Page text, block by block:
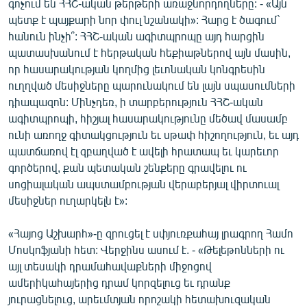
«Ազատության» բոլոր կայքերը
գոչում են ՀՀՇ-ական թերթերի առաջնորդողները: - «Այն
պետք է պայքարի նոր փուլ նշանակի»: Հարց է ծագում`
հանուն ինչի՞: ՀՀՇ-ական ագիտպրոպը այդ հարցին
պատասխանում է հերթական հեքիաթներով այն մասին,
որ հասարակության կողմից լեւոնական կոնգրեսին
ուղղված մեսիջները պարունակում են լայն սպասումների
դիապազոն: Մինչդեռ, ի տարբերություն ՀՀՇ-ական
ագիտպրոպի, հիշյալ հասարակությունը մեծավ մասամբ
ունի առողջ գիտակցություն եւ սթափ հիշողություն, եւ այդ
պատճառով էլ զբաղված է ավելի հրատապ եւ կարեւոր
գործերով, քան պետական շենքերը գրավելու ու
սոցիալական ապստամբության վերաբերյալ վիրտուալ
մեսիջներ ուղարկելն է»:
«Հայոց Աշխարհ»-ը զրուցել է սփյուռքահայ լրագրող Համո
Մոսկոֆյանի հետ: Վերջինս ասում է. - «Թելեթոնների ու
այլ տեսակի դրամահավաքների միջոցով
ամերիկահայերից դրամ կորզելուց եւ դրանք
յուրացնելուց, արեւմտյան որոշակի հետախուզական